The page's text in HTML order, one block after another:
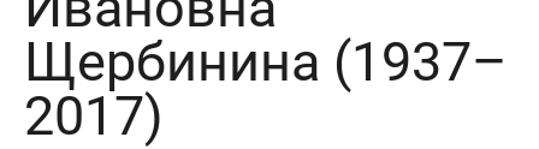
Щербинина (1937–
2017)